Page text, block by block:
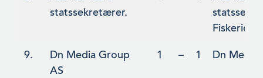
statssekretærer.
9.
Dn Media Group
AS
1 – 1 Dn Media